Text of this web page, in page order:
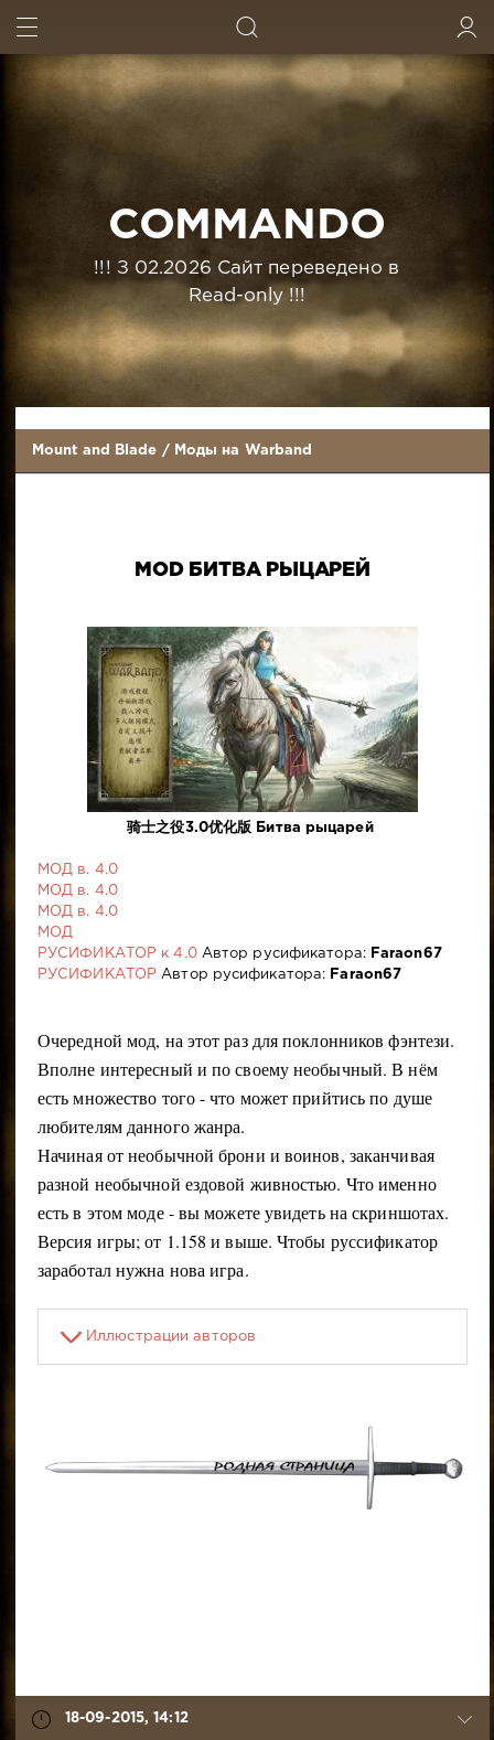
COMMANDO
!!! З 02.2026 Сайт переведено в
Read-only !!!
Mount and Blade / Моды на Warband
MOD БИТВА РЫЦАРЕЙ
骑士之役3.0优化版 Битва рыцарей
МОД в. 4.0
МОД в. 4.0
МОД в. 4.0
МОД
РУСИФИКАТОР к 4.0Автор русификатора:
Faraon67
РУСИФИКАТОР Автор русификатора: Faraon67
Очередной мод, на этот раз для поклонников фэнтези.
Вполне интересный и по своему необычный. В нём
есть множество того - что может прийтись по душе
любителям данного жанра.
Начиная от необычной брони и воинов, заканчивая
разной необычной ездовой живностью. Что именно
есть в этом моде - вы можете увидеть на скриншотах.
Версия игры; от 1.158 и выше. Чтобы руссификатор
заработал нужна нова игра.
Иллюстрации авторов
18-09-2015, 14:12